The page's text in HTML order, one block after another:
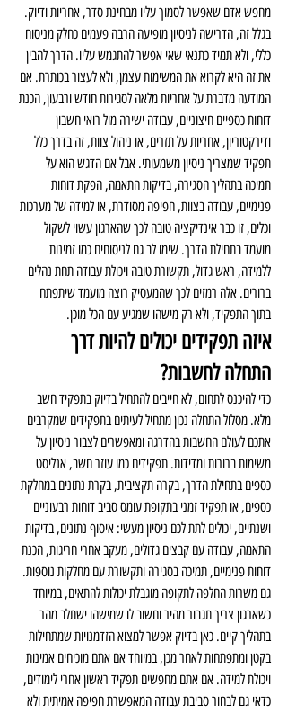
מחפש אדם שאפשר לסמוך עליו מבחינת סדר, אחריות ודיוק.
בגלל זה, הדרישה לניסיון מופיעה הרבה פעמים כחלק מניסוח
כללי, ולא תמיד כתנאי שאי אפשר להתגמש עליו. הדרך להבין
את זה היא לקרוא את המשימות עצמן, ולא לעצור בכותרת. אם
המודעה מדברת על אחריות מלאה לסגירות חודש ורבעון, הכנת
דוחות כספיים חיצוניים, עבודה ישירה מול רואי חשבון
ודירקטוריון, אחריות על תזרים, או ניהול צוות, זה בדרך כלל
תפקיד שמצריך ניסיון משמעותי. אבל אם הדגש הוא על
תמיכה בתהליך הסגירה, בדיקות התאמה, הפקת דוחות
פנימיים, עבודה בצוות, חפיפה מסודרת, או למידה של מערכות
וכלים, זו כבר אינדיקציה טובה לכך שהארגון עשוי לשקול
מועמד בתחילת הדרך. שימו לב גם לניסוחים כמו זמינות
ללמידה, ראש גדול, תקשורת טובה ויכולת עבודה תחת נהלים
ברורים. אלה רמזים לכך שהמעסיק רוצה מועמד שיתפתח
בתוך התפקיד, ולא רק מישהו שמגיע עם הכל מוכן.
איזה תפקידים יכולים להיות דרך
התחלה לחשבות?
כדי להיכנס לתחום, לא חייבים להתחיל בדיוק בתפקיד חשב
מלא. מסלול התחלה נכון מתחיל לעיתים בתפקידים שמקרבים
אתכם לעולם החשבות בהדרגה ומאפשרים לצבור ניסיון על
משימות ברורות ומדידות. תפקידים כמו עוזר חשב, אנליסט
כספים בתחילת הדרך, בקרה תקציבית, בקרת נתונים במחלקת
כספים, או תפקיד זמני בתקופת עומס סביב דוחות רבעוניים
ושנתיים, יכולים לתת לכם ניסיון מעשי: איסוף נתונים, בדיקות
התאמה, עבודה עם קבצים גדולים, מעקב אחרי חריגות, הכנת
דוחות פנימיים, תמיכה בסגירה ותקשורת עם מחלקות נוספות.
גם משרות החלפה לתקופה מוגבלת יכולות להתאים, במיוחד
כשארגון צריך תגבור מהיר וחשוב לו שמישהו ישתלב מהר
בתהליך קיים. כאן בדיוק אפשר למצוא הזדמנויות שמתחילות
בקטן ומתפתחות לאחר מכן, במיוחד אם אתם מוכיחים אמינות
ויכולת למידה. אם אתם מחפשים תפקיד ראשון אחרי לימודים,
כדאי גם לבחור סביבת עבודה המאפשרת חפיפה אמיתית ולא